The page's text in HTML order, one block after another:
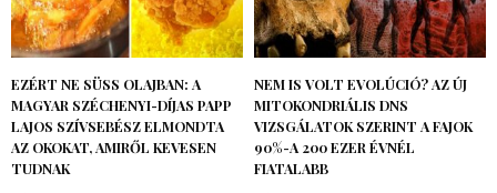
EZÉRT NE SÜSS OLAJBAN: A
MAGYAR SZÉCHENYI-DÍJAS PAPP
LAJOS SZÍVSEBÉSZ ELMONDTA
AZ OKOKAT, AMIRŐL KEVESEN
TUDNAK
NEM IS VOLT EVOLÚCIÓ? AZ ÚJ
MITOKONDRIÁLIS DNS
VIZSGÁLATOK SZERINT A FAJOK
90%-A 200 EZER ÉVNÉL
FIATALABB